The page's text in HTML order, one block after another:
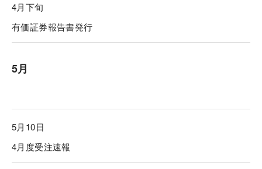
4月下旬
有価証券報告書発行
5月
5月10日
4月度受注速報